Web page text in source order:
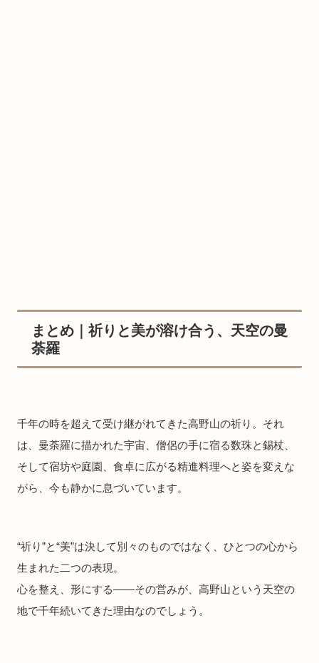
まとめ｜祈りと美が溶け合う、天空の曼
荼羅
千年の時を超えて受け継がれてきた高野山の祈り。それ
は、曼荼羅に描かれた宇宙、僧侶の手に宿る数珠と錫杖、
そして宿坊や庭園、食卓に広がる精進料理へと姿を変えな
がら、今も静かに息づいています。
“祈り”と“美”は決して別々のものではなく、ひとつの心から
生まれた二つの表現。
心を整え、形にする——その営みが、高野山という天空の
地で千年続いてきた理由なのでしょう。